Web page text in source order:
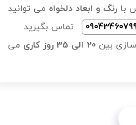
با رنگ و ابعاد دلخواه می توانید
تماس بگیرید
بین 20 الی 35 روز کاری
می